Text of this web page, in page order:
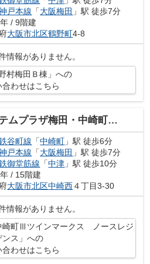
戸本線 「大阪梅田 」駅 徒歩7分
/ 9階建
大阪市北区鶴野町4-8
情報がありません。
村梅田Ｂ棟」への
合わせはこちら
ザ梅田・中崎町Ⅲツインマークス ノースレジデンス
谷町線 「中崎町 」駅 徒歩6分
戸本線 「大阪梅田 」駅 徒歩7分
御堂筋線 「中津 」駅 徒歩10分
/ 15階建
大阪市北区中崎西４丁目3-30
情報がありません。
崎町Ⅲツインマークス ノースレジ
ンス」への
合わせはこちら